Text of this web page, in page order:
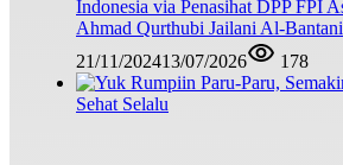
Indonesia via Penasihat DPP FPI
Ahmad Qurthubi Jailani Al-Bantani
21/11/202413/07/2026 178